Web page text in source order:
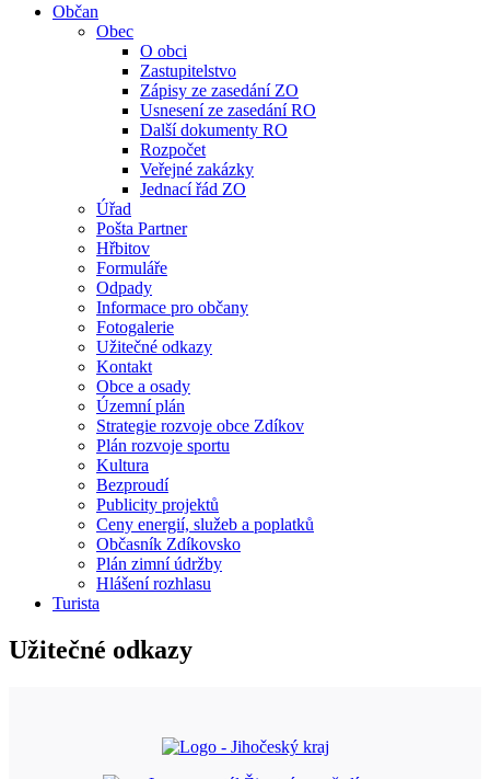
Občan
Obec
O obci
Zastupitelstvo
Zápisy ze zasedání ZO
Usnesení ze zasedání RO
Další dokumenty RO
Rozpočet
Veřejné zakázky
Jednací řád ZO
Úřad
Pošta Partner
Hřbitov
Formuláře
Odpady
Informace pro občany
Fotogalerie
Užitečné odkazy
Kontakt
Obce a osady
Územní plán
Strategie rozvoje obce Zdíkov
Plán rozvoje sportu
Kultura
Bezproudí
Publicity projektů
Ceny energií, služeb a poplatků
Občasník Zdíkovsko
Plán zimní údržby
Hlášení rozhlasu
Turista
Užitečné odkazy